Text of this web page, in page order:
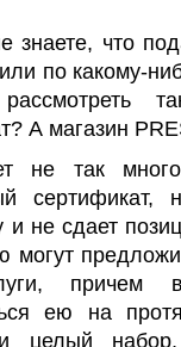
знаете, что
по какому-
А магазин
не так
сертификат,
не сдает
могут
причем
ею на
целый